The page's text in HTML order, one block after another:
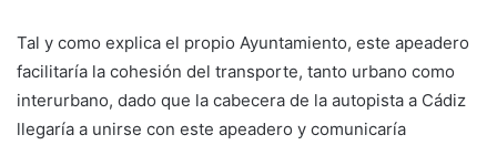
Tal y como explica el propio Ayuntamiento, este apeadero
facilitaría la cohesión del transporte, tanto urbano como
interurbano, dado que la cabecera de la autopista a Cádiz
llegaría a unirse con este apeadero y comunicaría